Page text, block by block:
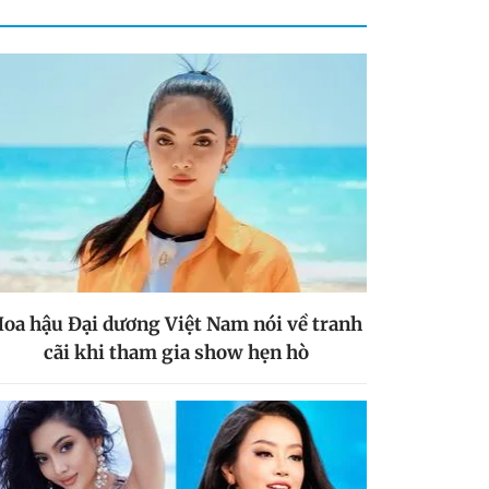
hậu Đại dương Việt Nam nói về tranh
cãi khi tham gia show hẹn hò